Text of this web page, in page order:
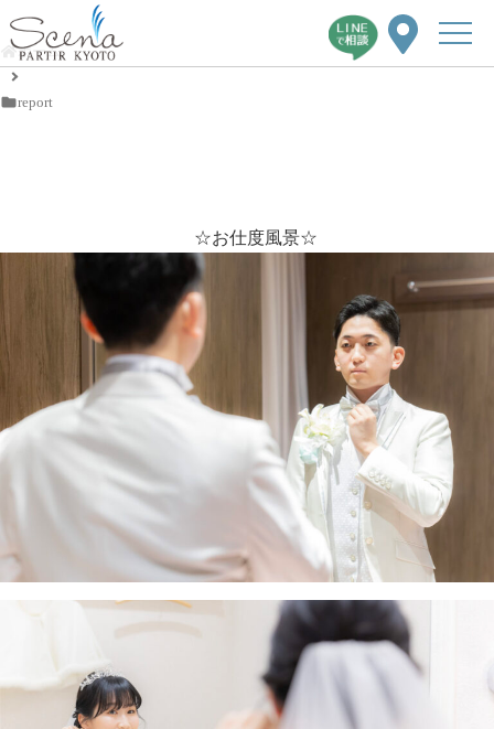
ホーム
report
☆お仕度風景☆